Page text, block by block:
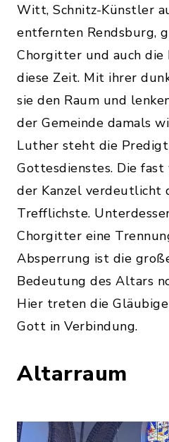
Witt, Schnitz-Künstler
entfernten Rendsburg,
Chorgitter und auch die
diese Zeit. Mit ihrer
sie den Raum und
der Gemeinde damals
Luther steht die
Gottesdienstes. Die
der Kanzel verdeutlicht
Trefflichste.
Chorgitter eine
Absperrung ist die
Bedeutung des Altars
Hier treten die
Gott in Verbindung.
Altarraum